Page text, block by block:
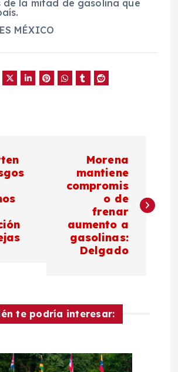
de la mitad de gasolina que
MÉXICO
Morena
mantiene
compromis
o de
frenar
aumento a
gasolinas:
Delgado
te podría interesar: